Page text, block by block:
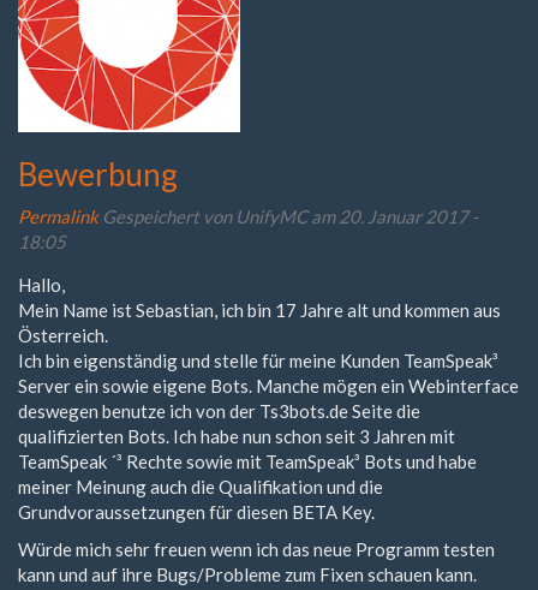
Bewerbung
Permalink Gespeichert von UnifyMCam 20. Januar 2017 -
18:05
Hallo,
Mein Name ist Sebastian, ich bin 17 Jahre alt und kommen aus
Österreich.
Ich bin eigenständig und stelle für meine Kunden TeamSpeak³
Server ein sowie eigene Bots. Manche mögen ein Webinterface
deswegen benutze ich von der Ts3bots.de Seite die
qualifizierten Bots. Ich habe nun schon seit 3 Jahren mit
TeamSpeak ´³ Rechte sowie mit TeamSpeak³ Bots und habe
meiner Meinung auch die Qualifikation und die
Grundvoraussetzungen für diesen BETA Key.
Würde mich sehr freuen wenn ich das neue Programm testen
kann und auf ihre Bugs/Probleme zum Fixen schauen kann.